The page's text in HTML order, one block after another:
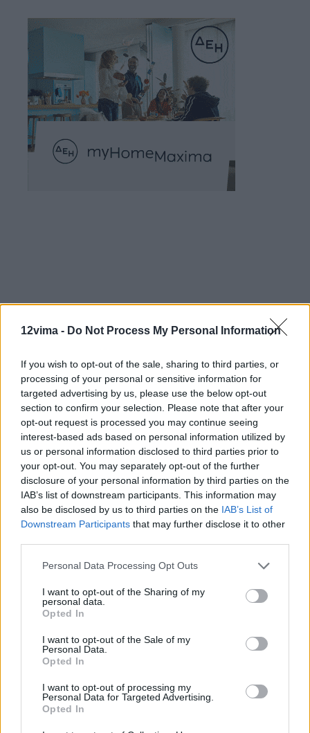
12vima - Do Not Process My Personal Information
If you wish to opt-out of the sale, sharing to third parties, or
processing of your personal or sensitive information for
targeted advertising by us, please use the below opt-out
section to confirm your selection. Please note that after your
opt-out request is processed you may continue seeing
interest-based ads based on personal information utilized by
us or personal information disclosed to third parties prior to
your opt-out. You may separately opt-out of the further
disclosure of your personal information by third parties on the
IAB’s list of downstream participants. This information may
also be disclosed by us to third parties on the IAB’s List of
Downstream Participants that may further disclose it to other
Personal Data Processing Opt Outs
I want to opt-out of the Sharing of my
personal data.
Opted In
I want to opt-out of the Sale of my
Personal Data.
Opted In
I want to opt-out of processing my
Personal Data for Targeted Advertising.
Opted In